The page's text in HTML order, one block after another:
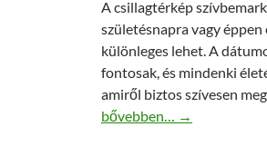
A csillagtérkép
születésnapra vagy
különleges lehet. A
fontosak, és mindenki
amiről biztos szívesen
A csillagtérkép, mint
bővebben… →